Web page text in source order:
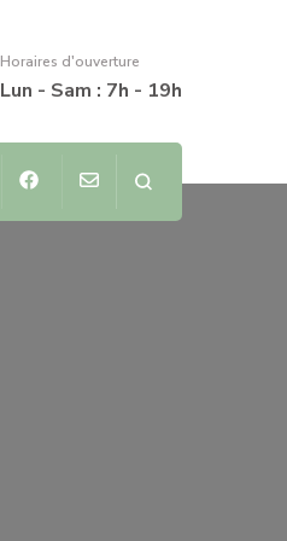
Horaires d'ouverture
Lun - Sam : 7h - 19h